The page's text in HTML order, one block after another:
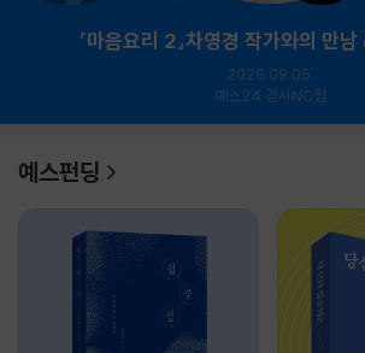
『마음요리 2』차영경 작가와의 만
2026.09.05.
예스24 강서NC점
예스펀딩